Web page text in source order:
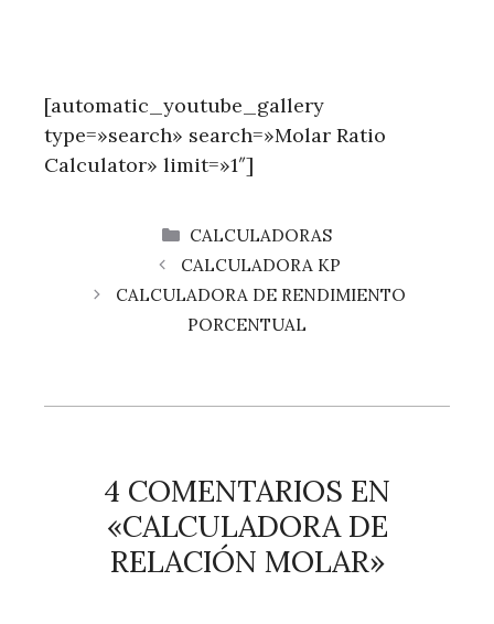
[automatic_youtube_gallery
type=»search» search=»Molar Ratio
Calculator» limit=»1″]
CATEGORÍAS
CALCULADORAS
CALCULADORA KP
CALCULADORA DE RENDIMIENTO
PORCENTUAL
4 COMENTARIOS EN
«CALCULADORA DE
RELACIÓN MOLAR»